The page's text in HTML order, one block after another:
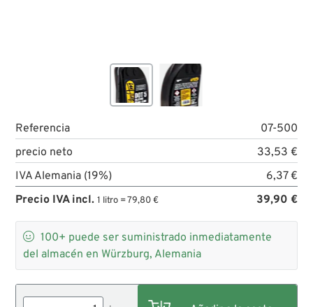
Referencia
07-500
precio neto
33,53 €
IVA Alemania (19%)
6,37 €
Precio IVA incl.1 litro = 79,80 € 39,90 €
 100+ puede ser suministrado inmediatamente
del almacén en Würzburg, Alemania